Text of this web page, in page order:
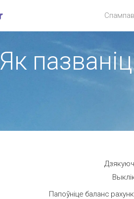
Як
Папоўніце баланс